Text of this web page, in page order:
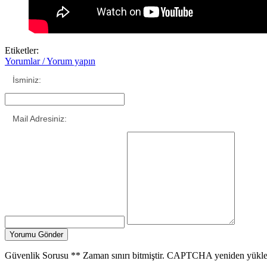
Etiketler:
Yorumlar / Yorum yapın
İsminiz:
Mail Adresiniz:
Güvenlik Sorusu ** Zaman sınırı bitmiştir. CAPTCHA yeniden